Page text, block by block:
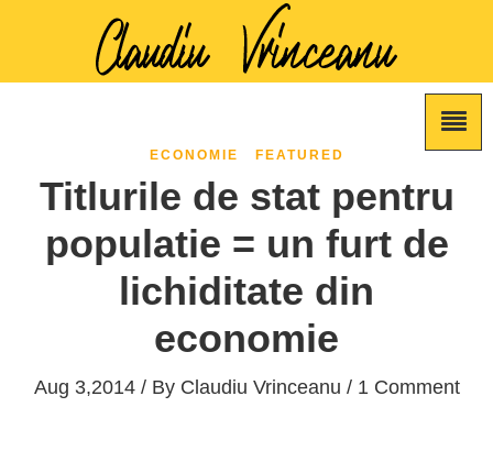
ECONOMIE FEATURED
Titlurile de stat pentru
populatie = un furt de
lichiditate din
economie
Aug 3,2014 / By Claudiu Vrinceanu / 1 Comment